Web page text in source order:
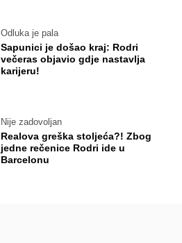
Odluka je pala
Sapunici je došao kraj: Rodri
večeras objavio gdje nastavlja
karijeru!
Nije zadovoljan
Realova greška stoljeća?! Zbog
jedne rečenice Rodri ide u
Barcelonu